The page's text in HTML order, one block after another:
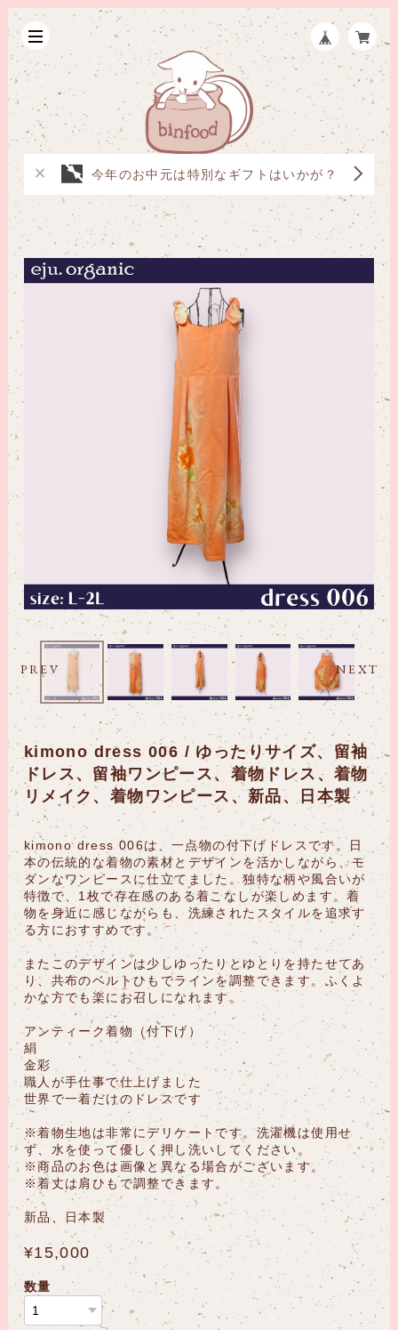
今年のお中元は特別なギフトはいかが？
PREV NEXT
kimono dress 006 / ゆったりサイズ、留袖
ドレス、留袖ワンピース、着物ドレス、着物
リメイク、着物ワンピース、新品、日本製
kimono dress 006は、一点物の付下げドレスです。日
本の伝統的な着物の素材とデザインを活かしながら、モ
ダンなワンピースに仕立てました。独特な柄や風合いが
特徴で、1枚で存在感のある着こなしが楽しめます。着
物を身近に感じながらも、洗練されたスタイルを追求す
る方におすすめです。
またこのデザインは少しゆったりとゆとりを持たせてあ
り、共布のベルトひもでラインを調整できます。ふくよ
かな方でも楽にお召しになれます。
アンティーク着物（付下げ）
絹
金彩
職人が手仕事で仕上げました
世界で一着だけのドレスです
※着物生地は非常にデリケートです。洗濯機は使用せ
ず、水を使って優しく押し洗いしてください。
※商品のお色は画像と異なる場合がございます。
※着丈は肩ひもで調整できます。
新品、日本製
¥15,000
数量